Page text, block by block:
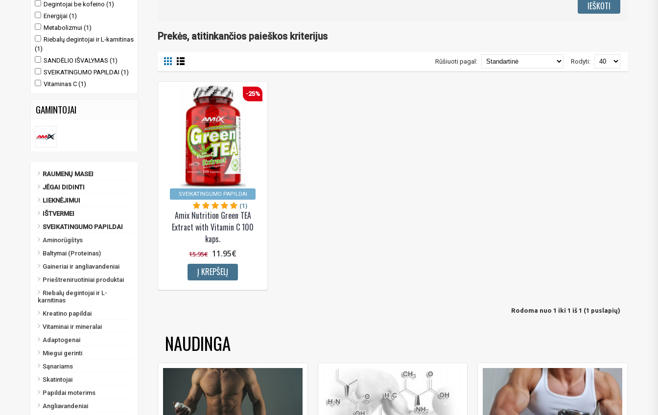
Degintojai be kofeino (1)
Energijai (1)
Metabolizmui (1)
Riebalų degintojai ir L-karnitinas
(1)
SANDĖLIO IŠVALYMAS (1)
SVEIKATINGUMO PAPILDAI (1)
Vitaminas C (1)
GAMINTOJAI
RAUMENŲ MASEI
JĖGAI DIDINTI
LIEKNĖJIMUI
IŠTVERMEI
SVEIKATINGUMO PAPILDAI
Aminorūgštys
Baltymai (Proteinas)
Gaineriai ir angliavandeniai
Prieštreniruotiniai produktai
Riebalų degintojai ir L-
karnitinas
Kreatino papildai
Vitaminai ir mineralai
Adaptogenai
Miegui gerinti
Sąnariams
Skatintojai
Papildai moterims
Angliavandeniai
Prekės, atitinkančios paieškos kriterijus
Rodyti:
Rūšiuoti pagal:
SVEIKATINGUMO PAPILDAI
-25%
Amix Nutrition Green TEA
Extract with Vitamin C 100
kaps.
(1)
15.95€ 11.95€
Į KREPŠELĮ
Rodoma nuo 1 iki 1 iš 1 (1 puslapių)
NAUDINGA